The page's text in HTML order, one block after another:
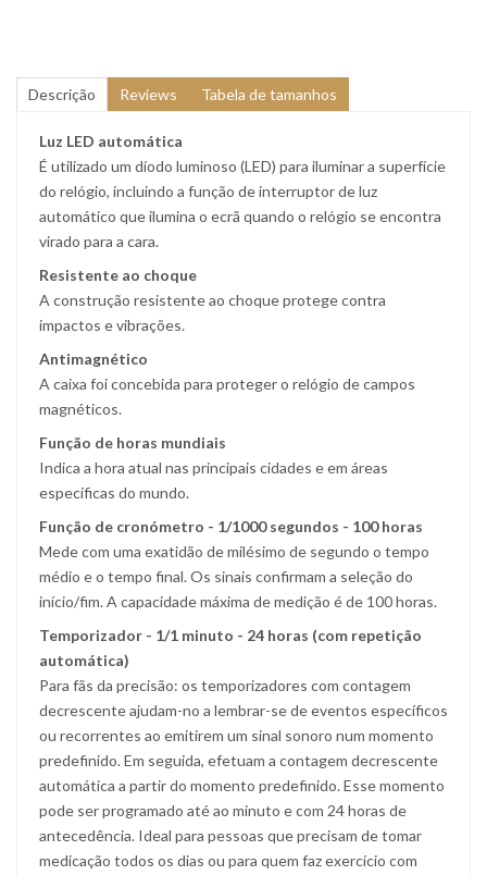
Descrição Reviews Tabela de tamanhos
Luz LED automática
É utilizado um díodo luminoso (LED) para iluminar a superfície
do relógio, incluindo a função de interruptor de luz
automático que ilumina o ecrã quando o relógio se encontra
virado para a cara.
Resistente ao choque
A construção resistente ao choque protege contra
impactos e vibrações.
Antimagnético
A caixa foi concebida para proteger o relógio de campos
magnéticos.
Função de horas mundiais
Indica a hora atual nas principais cidades e em áreas
específicas do mundo.
Função de cronómetro - 1/1000 segundos - 100 horas
Mede com uma exatidão de milésimo de segundo o tempo
médio e o tempo final. Os sinais confirmam a seleção do
início/fim. A capacidade máxima de medição é de 100 horas.
Temporizador - 1/1 minuto - 24 horas (com repetição
automática)
Para fãs da precisão: os temporizadores com contagem
decrescente ajudam-no a lembrar-se de eventos específicos
ou recorrentes ao emitirem um sinal sonoro num momento
predefinido. Em seguida, efetuam a contagem decrescente
automática a partir do momento predefinido. Esse momento
pode ser programado até ao minuto e com 24 horas de
antecedência. Ideal para pessoas que precisam de tomar
medicação todos os dias ou para quem faz exercício com